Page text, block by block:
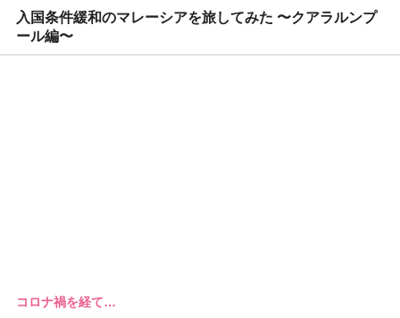
入国条件緩和のマレーシアを旅してみた 〜クアラルンプ
ール編〜
コロナ禍を経て…